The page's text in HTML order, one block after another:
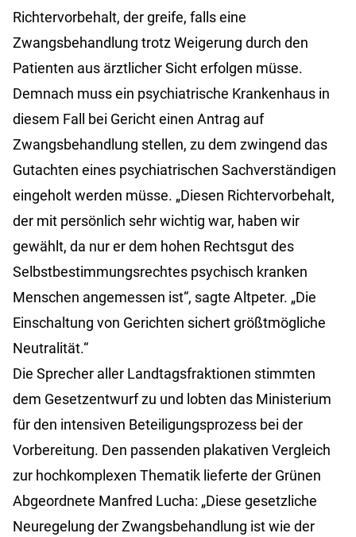
Richtervorbehalt, der greife, falls eine
Zwangsbehandlung trotz Weigerung durch den
Patienten aus ärztlicher Sicht erfolgen müsse.
Demnach muss ein psychiatrische Krankenhaus in
diesem Fall bei Gericht einen Antrag auf
Zwangsbehandlung stellen, zu dem zwingend das
Gutachten eines psychiatrischen Sachverständigen
eingeholt werden müsse. „Diesen Richtervorbehalt,
der mit persönlich sehr wichtig war, haben wir
gewählt, da nur er dem hohen Rechtsgut des
Selbstbestimmungsrechtes psychisch kranken
Menschen angemessen ist“, sagte Altpeter. „Die
Einschaltung von Gerichten sichert größtmögliche
Neutralität.“
Die Sprecher aller Landtagsfraktionen stimmten
dem Gesetzentwurf zu und lobten das Ministerium
für den intensiven Beteiligungsprozess bei der
Vorbereitung. Den passenden plakativen Vergleich
zur hochkomplexen Thematik lieferte der Grünen
Abgeordnete Manfred Lucha: „Diese gesetzliche
Neuregelung der Zwangsbehandlung ist wie der